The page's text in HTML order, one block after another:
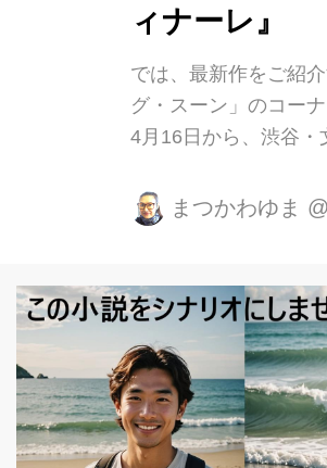
が彼らの前に立ちは
れる陰謀が明らかにな
オ～ロンドン、世界
ュージョンVS科学の
ィナーレ』
では、最新作をご紹
グ・スーン」のコー
4月16日から、渋谷・
フランス・イギリス
ンドフィナーレ」を
2015年のカンヌ国際
ィション部門に正式
で、アカデミー賞の
ネートされています
のパオロ・ソレンテ
画祭では審査員賞な
まつかわゆま @